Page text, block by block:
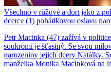
Všechno v růžové a dort jako z
dcerce (1) pohádkovou oslavu
Petr Macinka (47) zažívá v
soukromí je šťastný. Se svou
narozeniny jejich dcery Natálky.
manželka Monika Macinková na